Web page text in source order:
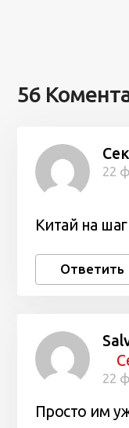
56
22
Китай на
Ответить
22
Просто им